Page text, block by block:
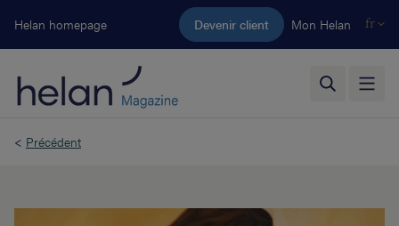
Aller au contenu principal
Helan homepage Devenir client Mon Helan fr
< Précédent